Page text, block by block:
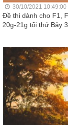
30/10/2021 10:49:00
Đề thi dành cho F1,
20g-21g tối thứ Bảy